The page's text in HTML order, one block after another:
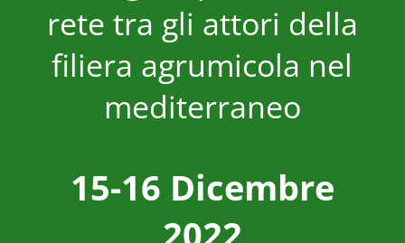
rete tra gli attori della
filiera agrumicola nel
mediterraneo
15-16 Dicembre